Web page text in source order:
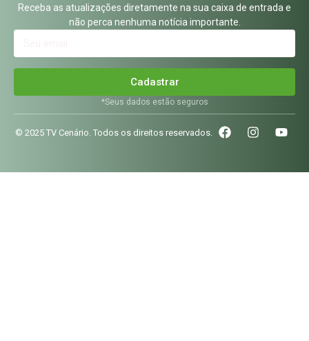
Receba as atualizações diretamente na sua caixa de entrada e
não perca nenhuma notícia importante.
Cadastrar
*Seus dados estão seguros
© 2025 TV Cenário. Todos os direitos reservados.